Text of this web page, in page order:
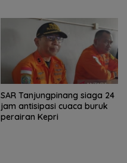
SAR Tanjungpinang siaga 24
jam antisipasi cuaca buruk
perairan Kepri